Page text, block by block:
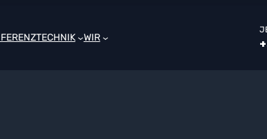
WIR